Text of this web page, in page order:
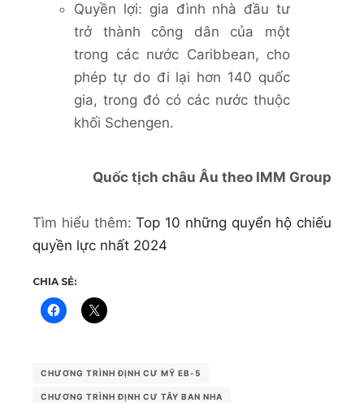
Quyền lợi: gia đình nhà đầu tư
trở thành công dân của một
trong các nước Caribbean, cho
phép tự do đi lại hơn 140 quốc
gia, trong đó có các nước thuộc
khối Schengen.
Quốc tịch châu Âu theo IMM Group
Tìm hiểu thêm:Top 10 những quyển hộ chiếu
quyền lực nhất 2024
CHIA SẺ:
CHƯƠNG TRÌNH ĐỊNH CƯ MỸ EB-5
CHƯƠNG TRÌNH ĐỊNH CƯ TÂY BAN NHA